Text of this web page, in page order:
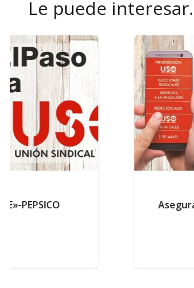
Le puede
Asegura Control –